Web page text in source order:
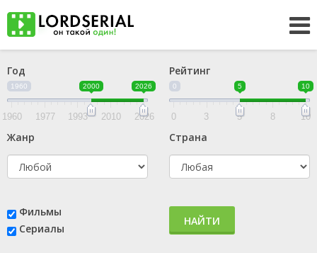
Год
1960 2000 2026
1960 1977 1993 2010 2026
Рейтинг
0 5 10
0 3 5 8 10
Жанр Страна
Фильмы
Сериалы
НАЙТИ